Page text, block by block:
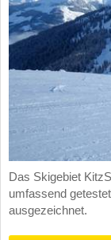
Das Skigebiet
umfassend
ausgezeichnet.